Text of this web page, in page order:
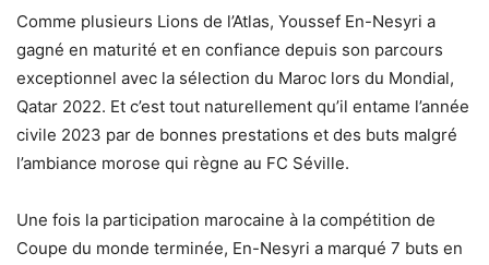
Comme plusieurs Lions de l’Atlas, Youssef En-Nesyri a
gagné en maturité et en confiance depuis son parcours
exceptionnel avec la sélection du Maroc lors du Mondial,
Qatar 2022. Et c’est tout naturellement qu’il entame l’année
civile 2023 par de bonnes prestations et des buts malgré
l’ambiance morose qui règne au FC Séville.
Une fois la participation marocaine à la compétition de
Coupe du monde terminée, En-Nesyri a marqué 7 buts en